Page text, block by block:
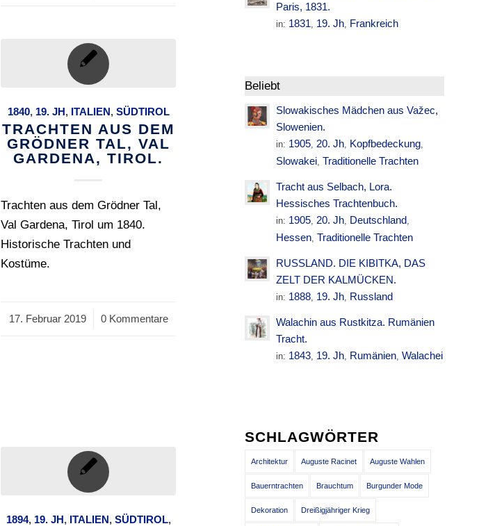
1840, 19. JH, ITALIEN, SÜDTIROL
TRACHTEN AUS DEM
GRÖDNER TAL, VAL
GARDENA, TIROL.
Trachten aus dem Grödner Tal,
Val Gardena, Tirol um 1840.
Historische Trachten und
Kostüme.
17. Februar 2019
/ 0 Kommentare
1894, 19. JH, ITALIEN, SÜDTIROL,
Paris, 1831.
in: 1831, 19. Jh, Frankreich
Beliebt
Slowakisches Mädchen aus Važec,
Slowenien.
in: 1905,20. Jh, Kopfbedeckung,
Slowakei, Traditionelle Trachten
Tracht aus Selbach, Lora.
Hessisches Trachtenbuch.
in: 1905,20. Jh, Deutschland,
Hessen, Traditionelle Trachten
RUSSLAND. DIE KIBITKA, DAS
ZELT DER KALMÜCKEN.
in: 1888, 19. Jh, Russland
Walachin aus Rustkitza. Rumänien
Tracht.
in: 1843, 19. Jh, Rumänien,Walachei
SCHLAGWÖRTER
Architektur Auguste Racinet Auguste Wahlen
Bauerntrachten Brauchtum Burgunder Mode
Dekoration Dreißigjähriger Krieg